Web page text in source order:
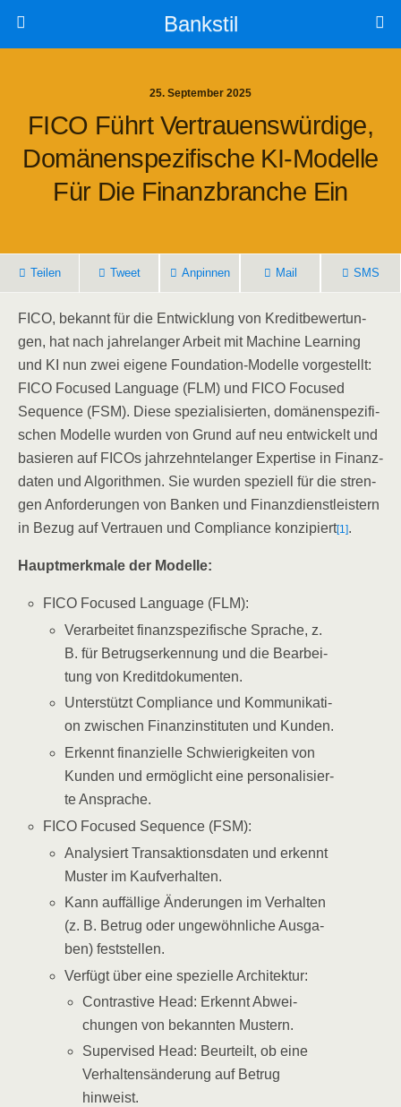
Bankstil
25. September 2025
FICO Führt Ver­trau­ens­wür­di­ge,
Domä­nen­spe­zi­fi­sche KI-Model­le
Für Die Finanz­bran­che Ein
Tei­len Tweet Anpin­nen Mail SMS
FICO, bekannt für die Ent­wick­lung von Kre­dit­be­wer­tun­
gen, hat nach jah­re­lan­ger Arbeit mit Machi­ne Lear­ning
und KI nun zwei eige­ne Foun­da­ti­on-Model­le vor­ge­stellt:
FICO Focu­sed Lan­guage (FLM) und FICO Focu­sed
Sequence (FSM). Die­se spe­zia­li­sier­ten, domä­nen­spe­zi­fi­
schen Model­le wur­den von Grund auf neu ent­wi­ckelt und
basie­ren auf FICOs jahr­zehn­te­lan­ger Exper­ti­se in Finanz­
da­ten und Algo­rith­men. Sie wur­den spe­zi­ell für die stren­
gen Anfor­de­run­gen von Ban­ken und Finanz­dienst­leis­tern
in Bezug auf Ver­trau­en und Com­pli­ance kon­zi­piert[1].
Haupt­merk­ma­le der Modelle:
FICO Focu­sed Lan­guage (FLM):
Ver­ar­bei­tet finanz­spe­zi­fi­sche Spra­che, z.
B. für Betrugs­er­ken­nung und die Bear­bei­
tung von Kreditdokumenten.
Unter­stützt Com­pli­ance und Kom­mu­ni­ka­ti­
on zwi­schen Finanz­in­sti­tu­ten und Kunden.
Erkennt finan­zi­el­le Schwie­rig­kei­ten von
Kun­den und ermög­licht eine per­so­na­li­sier­
te Ansprache.
FICO Focu­sed Sequence (FSM):
Ana­ly­siert Trans­ak­ti­ons­da­ten und erkennt
Mus­ter im Kaufverhalten.
Kann auf­fäl­li­ge Ände­run­gen im Ver­hal­ten
(z. B. Betrug oder unge­wöhn­li­che Aus­ga­
ben) feststellen.
Ver­fügt über eine spe­zi­el­le Architektur:
Con­tras­ti­ve Head: Erkennt Abwei­
chun­gen von bekann­ten Mustern.
Super­vi­sed Head: Beur­teilt, ob eine
Ver­hal­tens­än­de­rung auf Betrug
hinweist.